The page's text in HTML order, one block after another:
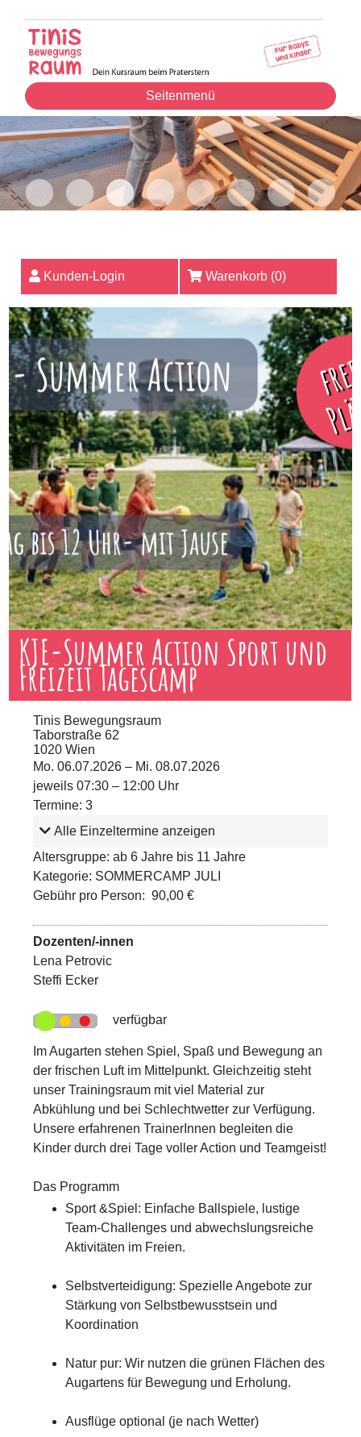
Seitenmenü
Kunden-Login Warenkorb (0)
KJE-Summer Action Sport und
Freizeit Tagescamp
Tinis Bewegungsraum
Taborstraße 62
1020 Wien
Mo. 06.07.2026 – Mi. 08.07.2026
jeweils 07:30 – 12:00 Uhr
Termine: 3
Alle Einzeltermine anzeigen
Altersgruppe: ab 6 Jahre bis 11 Jahre
Kategorie: SOMMERCAMP JULI
Gebühr pro Person: 90,00 €
Dozenten/-innen
Lena Petrovic
Steffi Ecker
verfügbar
Im Augarten stehen Spiel, Spaß und Bewegung an
der frischen Luft im Mittelpunkt. Gleichzeitig steht
unser Trainingsraum mit viel Material zur
Abkühlung und bei Schlechtwetter zur Verfügung.
Unsere erfahrenen TrainerInnen begleiten die
Kinder durch drei Tage voller Action und Teamgeist!
Das Programm
Sport &Spiel: Einfache Ballspiele, lustige
Team-Challenges und abwechslungsreiche
Aktivitäten im Freien.
Selbstverteidigung: Spezielle Angebote zur
Stärkung von Selbstbewusstsein und
Koordination
Natur pur: Wir nutzen die grünen Flächen des
Augartens für Bewegung und Erholung.
Ausflüge optional (je nach Wetter)